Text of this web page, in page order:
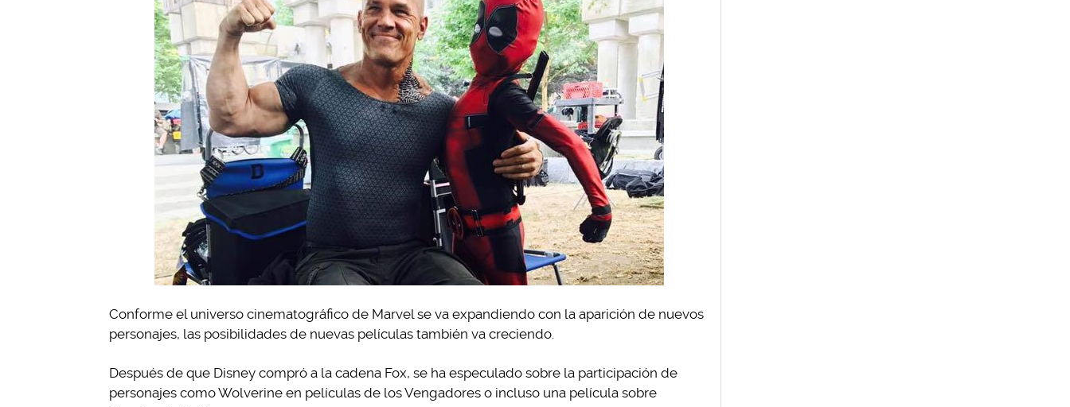
Conforme el universo cinematográfico de Marvel se va expandiendo con la aparición de nuevos
personajes, las posibilidades de nuevas películas también va creciendo.
Después de que Disney compró a la cadena Fox, se ha especulado sobre la participación de
personajes como Wolverine en películas de los Vengadores o incluso una película sobre